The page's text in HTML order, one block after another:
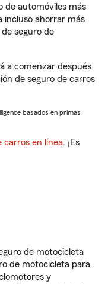
de automóviles más
incluso ahorrar más
seguro de
a comenzar después
de seguro de carros
basados en primas
carros en línea. ¡Es
de motocicleta
de motocicleta para
y